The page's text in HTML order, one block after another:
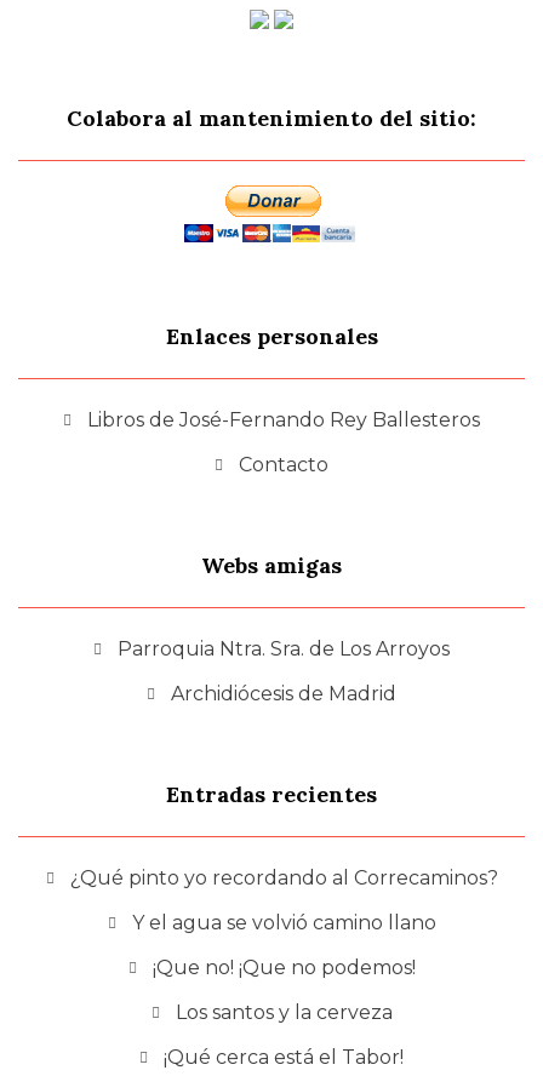
Colabora al mantenimiento del sitio:
Enlaces personales
Libros de José-Fernando Rey Ballesteros
Contacto
Webs amigas
Parroquia Ntra. Sra. de Los Arroyos
Archidiócesis de Madrid
Entradas recientes
¿Qué pinto yo recordando al Correcaminos?
Y el agua se volvió camino llano
¡Que no! ¡Que no podemos!
Los santos y la cerveza
¡Qué cerca está el Tabor!